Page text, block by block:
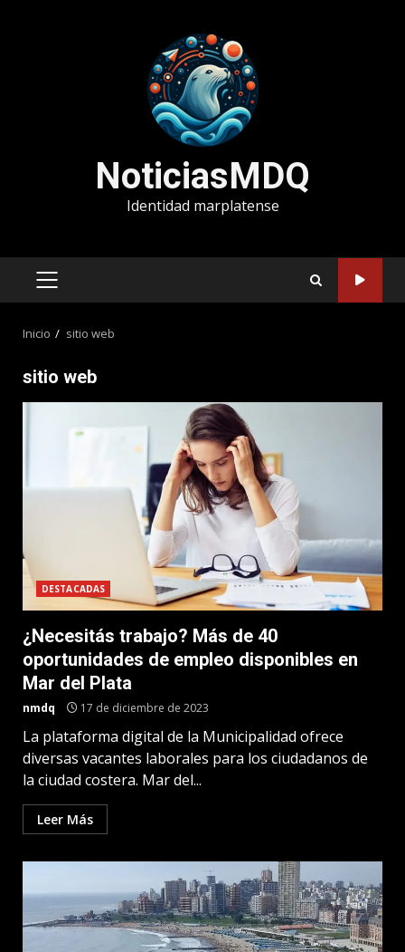
NoticiasMDQ
Identidad marplatense
MENÚ
Inicio sitio web
sitio web
DESTACADAS
¿Necesitás trabajo? Más de 40
oportunidades de empleo disponibles en
Mar del Plata
nmdq 17 de diciembre de 2023
La plataforma digital de la Municipalidad ofrece
diversas vacantes laborales para los ciudadanos de
la ciudad costera. Mar del...
Leer Más